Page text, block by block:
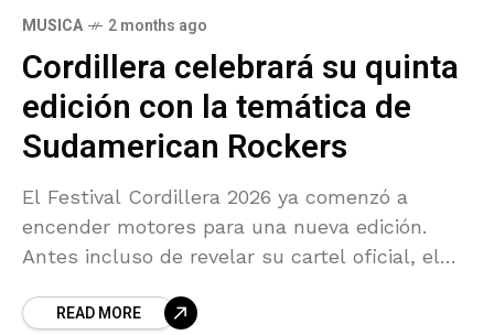
MUSICA 2 months ago
Cordillera celebrará su quinta
edición con la temática de
Sudamerican Rockers
El Festival Cordillera 2026 ya comenzó a
encender motores para una nueva edición.
Antes incluso de revelar su cartel oficial, el
próximos 12 y 13
READ MORE